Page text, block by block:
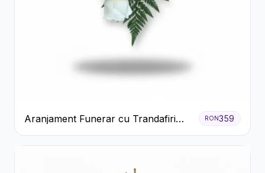
Aranjament Funerar cu Trandafiri
Albi Crizanteme Galbene și Crini
RON359